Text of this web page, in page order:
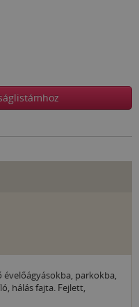
parkokba,
hálás fajta. Fejlett,